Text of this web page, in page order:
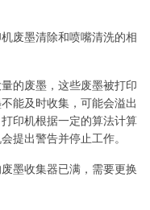
废墨清除和喷嘴清洗的相
的废墨，这些废墨被打印
能及时收集，可能会溢出
印机根据一定的算法计算
提出警告并停止工作。
墨收集器已满，需要更换